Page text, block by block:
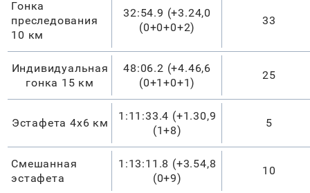
Гонка
преследования
10 км
32:54.9 (+3.24,0
(0+0+0+2)
33
Индивидуальная
гонка 15 км
48:06.2 (+4.46,6
(0+1+0+1)
25
Эстафета 4х6 км
1:11:33.4 (+1.30,9
(1+8)
5
Смешанная
эстафета
1:13:11.8 (+3.54,8
(0+9)
10